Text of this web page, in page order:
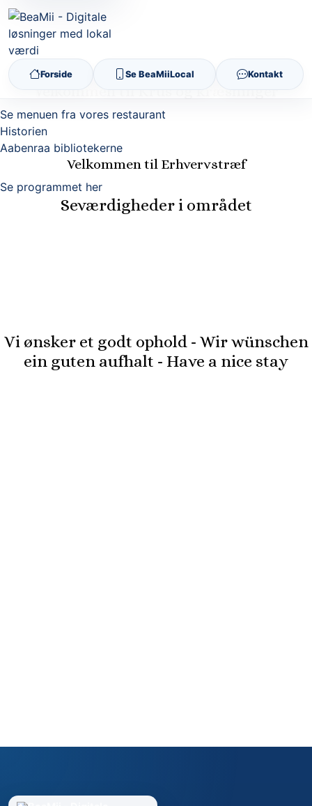
Forside Se BeaMiiLocal Kontakt
Velkommen til Krus og kræsninger
Se menuen fra vores restaurant
Historien
Aabenraa bibliotekerne
Velkommen til Erhvervstræf
Se programmet her
Seværdigheder i området
Vi ønsker et godt ophold - Wir wünschen
ein guten aufhalt - Have a nice stay